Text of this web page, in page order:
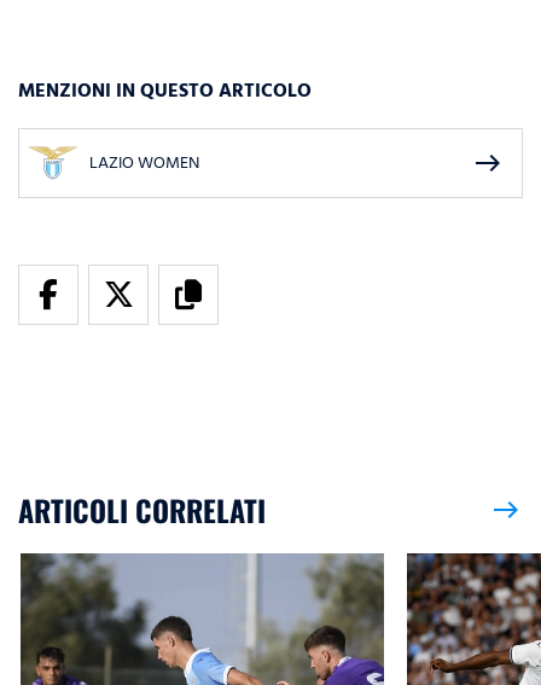
MENZIONI IN QUESTO ARTICOLO
LAZIO WOMEN east
ARTICOLI CORRELATI east